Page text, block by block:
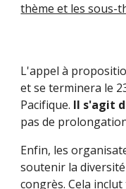
thème et les sous-
L'appel à
et se terminera le
Pacifique. Il s'agit
pas de
Enfin, les
soutenir la
congrès. Cela